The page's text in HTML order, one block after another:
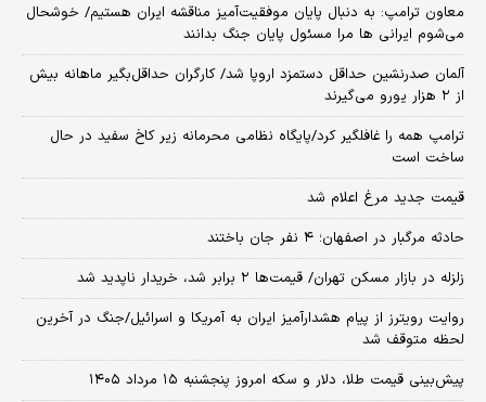
معاون ترامپ: به دنبال پایان موفقیت‌آمیز مناقشه ایران هستیم/ خوشحال
می‌شوم ایرانی ها مرا مسئول پایان جنگ بدانند
آلمان صدرنشین حداقل دستمزد اروپا شد/ کارگران حداقل‌بگیر ماهانه بیش
از ۲ هزار یورو می‌گیرند
ترامپ همه را غافلگیر کرد/پایگاه نظامی محرمانه زیر کاخ سفید در حال
ساخت است
قیمت جدید مرغ اعلام شد
حادثه مرگبار در اصفهان؛ ۴ نفر جان باختند
زلزله در بازار مسکن تهران/ قیمت‌ها ۲ برابر شد، خریدار ناپدید شد
روایت رویترز از پیام هشدارآمیز ایران به آمریکا و اسرائیل/جنگ در آخرین
لحظه متوقف شد
پیش‌بینی قیمت طلا، دلار و سکه امروز پنجشنبه ۱۵ مرداد ۱۴۰۵